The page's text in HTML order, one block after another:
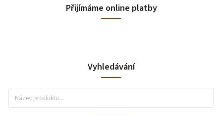
Přijímáme online platby
Vyhledávání